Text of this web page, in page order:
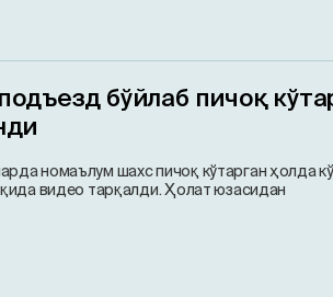
бўйлаб пичоқ
номаълум шахс пичоқ кўтарган ҳолда
видео тарқалди. Ҳолат юзасидан